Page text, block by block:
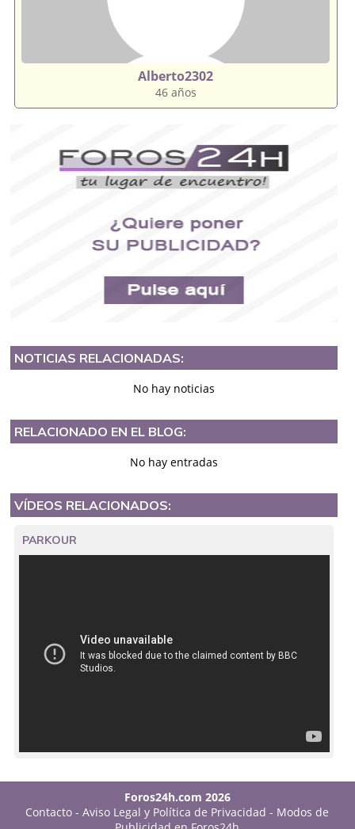
Alberto2302
46 años
NOTICIAS RELACIONADAS:
No hay noticias
RELACIONADO EN EL BLOG:
No hay entradas
VÍDEOS RELACIONADOS:
PARKOUR
Foros24h.com 2026
Contacto -Aviso Legal y Política de Privacidad - Modos de